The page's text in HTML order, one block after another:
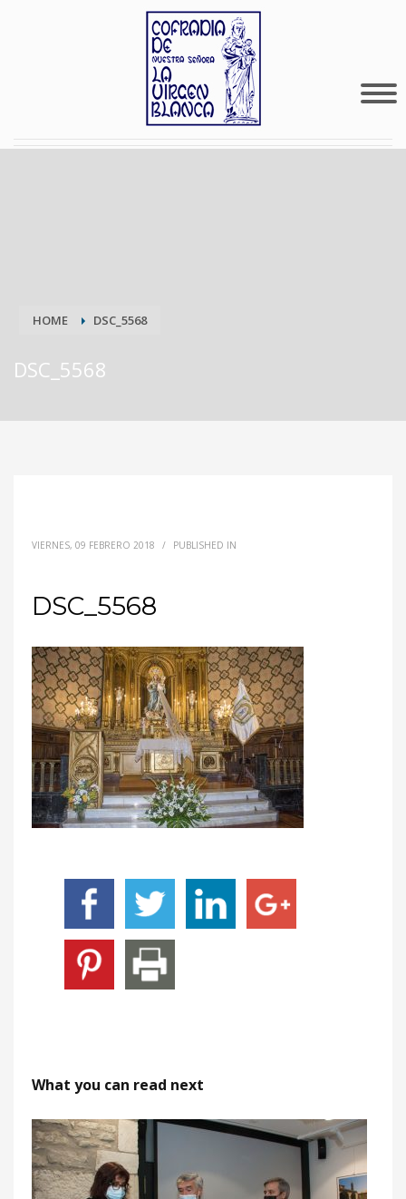
HOME DSC_5568
DSC_5568
VIERNES, 09 FEBRERO 2018 / PUBLISHED IN
DSC_5568
What you can read next